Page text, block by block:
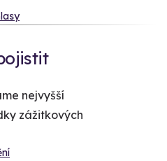
nejvyšší
zážitkových